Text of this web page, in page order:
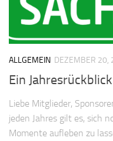
ALLGEMEIN DEZEMBER 20,
Ein
Liebe Mitglieder,
jeden Jahres gilt es, sich
Momente aufleben zu